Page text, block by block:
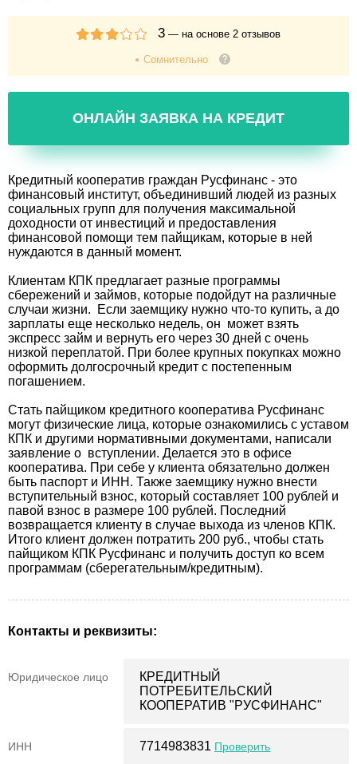
3 — на основе 2 отзывов
Сомнительно
ОНЛАЙН ЗАЯВКА НА КРЕДИТ
Кредитный кооператив граждан Русфинанс - это
финансовый институт, объединивший людей из разных
социальных групп для получения максимальной
доходности от инвестиций и предоставления
финансовой помощи тем пайщикам, которые в ней
нуждаются в данный момент.
Клиентам КПК предлагает разные программы
сбережений и займов, которые подойдут на различные
случаи жизни. Если заемщику нужно что-то купить, а до
зарплаты еще несколько недель, он может взять
экспресс займ и вернуть его через 30 дней с очень
низкой переплатой. При более крупных покупках можно
оформить долгосрочный кредит с постепенным
погашением.
Стать пайщиком кредитного кооператива Русфинанс
могут физические лица, которые ознакомились с уставом
КПК и другими нормативными документами, написали
заявление о вступлении. Делается это в офисе
кооператива. При себе у клиента обязательно должен
быть паспорт и ИНН. Также заемщику нужно внести
вступительный взнос, который составляет 100 рублей и
павой взнос в размере 100 рублей. Последний
возвращается клиенту в случае выхода из членов КПК.
Итого клиент должен потратить 200 руб., чтобы стать
пайщиком КПК Русфинанс и получить доступ ко всем
программам (сберегательным/кредитным).
Контакты и реквизиты:
Юридическое лицо
КРЕДИТНЫЙ
ПОТРЕБИТЕЛЬСКИЙ
КООПЕРАТИВ "РУСФИНАНС"
ИНН 7714983831 Проверить